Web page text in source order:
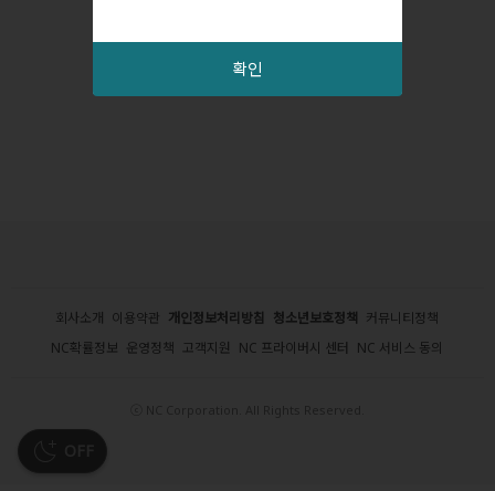
회사소개 이용약관 개인정보처리방침 청소년보호정책 커뮤니티정책
NC확률정보 운영정책 고객지원 NC 프라이버시 센터 NC 서비스 동의
확인